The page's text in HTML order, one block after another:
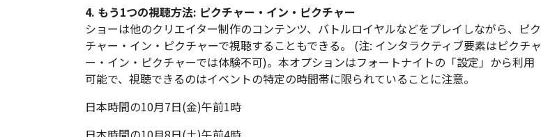
4. もう1つの視聴方法: ピクチャー・イン・ピクチャー
ショーは他のクリエイター制作のコンテンツ、バトルロイヤルなどをプレイしながら、ピク
チャー・イン・ピクチャーで視聴することもできる。 (注: インタラクティブ要素はピクチャ
ー・イン・ピクチャーでは体験不可)。本オプションはフォートナイトの「設定」から利用
可能で、視聴できるのはイベントの特定の時間帯に限られていることに注意。
日本時間の10月7日(金)午前1時